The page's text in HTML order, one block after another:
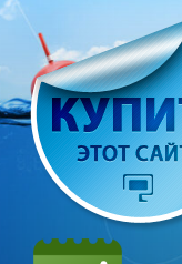
Перейти
содержимому